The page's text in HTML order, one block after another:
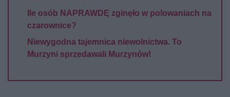
Ile osób NAPRAWDĘ zginęło w polowaniach na
czarownice?
Niewygodna tajemnica niewolnictwa. To
Murzyni sprzedawali Murzynów!